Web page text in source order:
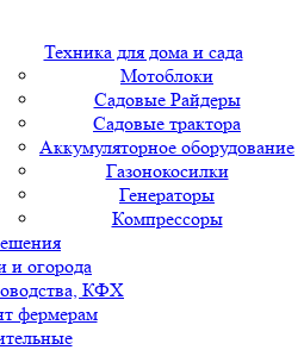
Техника для дома и сада
Мотоблоки
Садовые Райдеры
Садовые трактора
Аккумуляторное оборудование
Газонокосилки
Генераторы
Компрессоры
и огорода
КФХ
фермерам